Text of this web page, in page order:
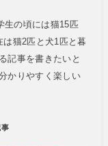
生の頃には猫15匹
猫2匹と犬1匹と暮
記事を書きたいと
かりやすく楽しい